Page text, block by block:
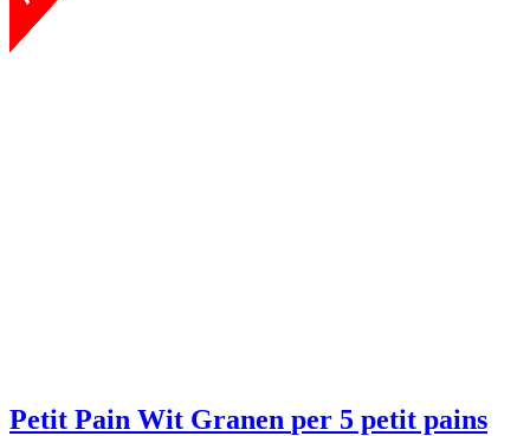
Petit Pain Wit Granen per 5 petit pains